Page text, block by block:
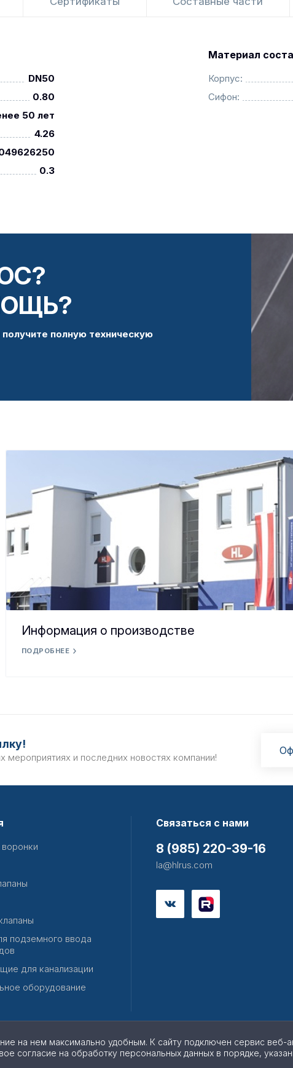
DN50
0.80
50 лет
4.26
0.3
Материал
Корпус:
Сифон:
полную техническую
Информация о производстве
ПОДРОБНЕЕ
и последних новостях компании!
подземного ввода
для канализации
оборудование
Связаться с нами
8 (985) 220-39-16
la@hlrus.com
на нем максимально удобным. К cайту подключен сервис веб-
согласие на обработку персональных данных в порядке,